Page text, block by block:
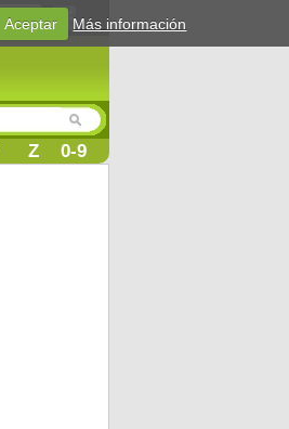
Login
Z 0-9
Aceptar Más información